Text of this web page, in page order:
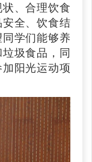
、合理饮食
全、饮食结
学们能够养
圾食品，同
阳光运动项